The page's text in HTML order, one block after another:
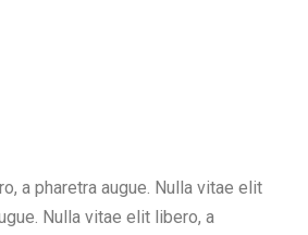
a pharetra augue. Nulla vitae elit
Nulla vitae elit libero, a